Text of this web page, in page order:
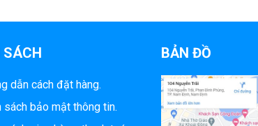
SÁCH
dẫn cách đặt hàng.
sách bảo mật thông tin.
BẢN ĐỒ